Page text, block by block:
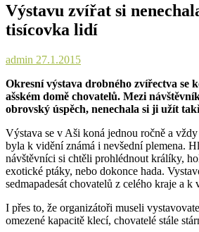
Výstavu zvířat si
tisícovka lidí
admin 27.1.2015
Okresní výstava drobného zvířectva se
ašském domě chovatelů. Mezi
obrovský úspěch, nenechala si ji užít
Výstava se v Aši koná jednou ročně a
byla k vidění známá i nevšední plemena.
návštěvníci si chtěli prohlédnout králíky,
exotické ptáky, nebo dokonce hada.
sedmapadesát chovatelů z celého kraje a
I přes to, že organizátoři museli
omezené kapacitě klecí, chovatelé stále